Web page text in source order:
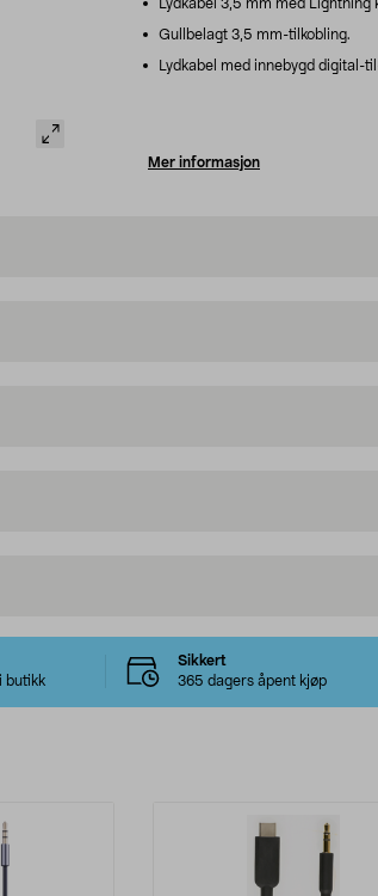
Lydkabel 3,5 mm med
Gullbelagt 3,5 mm-tilkobling.
Lydkabel med innebygd digital-
Mer informasjon
butikk
Sikkert
365 dagers åpent kjøp